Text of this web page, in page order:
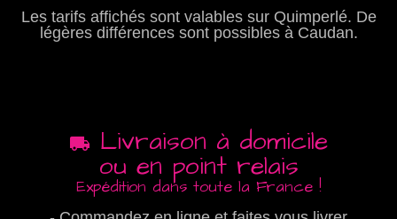
Les tarifs affichés sont valables sur Quimperlé. De
légères différences sont possibles à Caudan.
Livraison à domicile
ou en point relais
Expédition dans toute la France !